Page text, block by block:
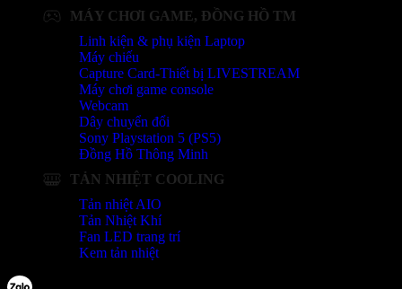
MÁY CHƠI GAME, ĐỒNG HỒ TM
Linh kiện & phụ kiện Laptop
Máy chiếu
Capture Card-Thiết bị LIVESTREAM
Máy chơi game console
Webcam
Dây chuyển đổi
Sony Playstation 5 (PS5)
Đồng Hồ Thông Minh
TẢN NHIỆT COOLING
Tản nhiệt AIO
Tản Nhiệt Khí
Fan LED trang trí
Kem tản nhiệt